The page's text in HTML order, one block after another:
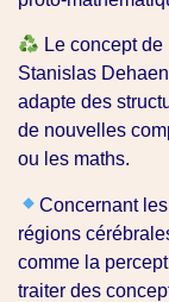
Le concept
Stanislas
adapte des
de nouvelles
ou les maths.
Concernant
régions
comme la
traiter des